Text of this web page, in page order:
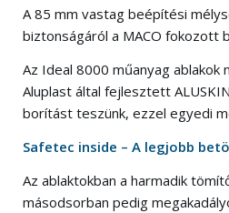
A 85 mm vastag beépítési
biztonságáról a MACO fokozott
Az Ideal 8000 műanyag
Aluplast által fejlesztett
borítást teszünk, ezzel egyedi
Safetec inside – A legjobb
Az ablaktokban a harmadik
másodsorban pedig